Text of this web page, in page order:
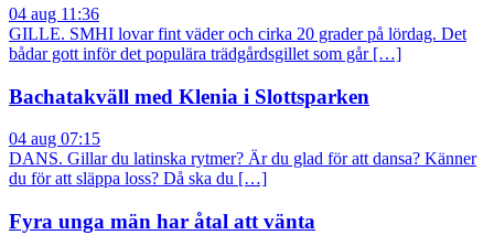
04 aug 11:36
GILLE. SMHI lovar fint väder och cirka 20 grader på lördag. Det
bådar gott inför det populära trädgårdsgillet som går […]
Bachatakväll med Klenia i Slottsparken
04 aug 07:15
DANS. Gillar du latinska rytmer? Är du glad för att dansa? Känner
du för att släppa loss? Då ska du […]
Fyra unga män har åtal att vänta